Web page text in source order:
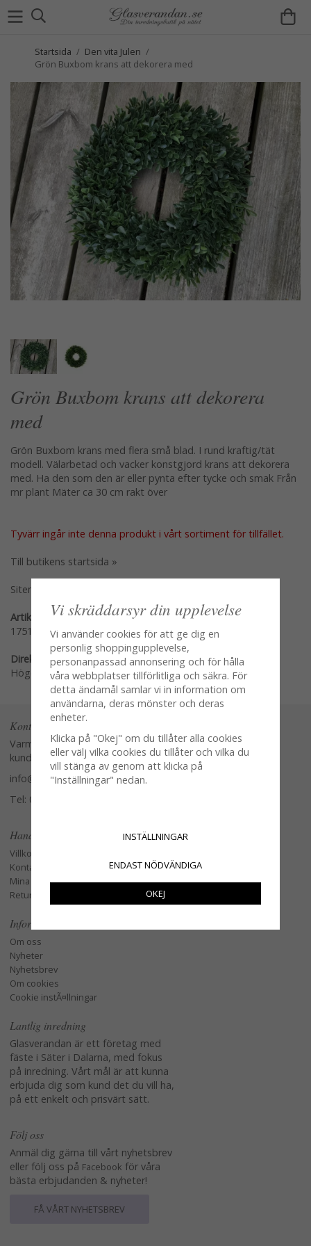
Startsida / Den vita Julen /
Grön Buxbom krans att dekorera med
Grön Buxbom krans att dekorera
med
Grön Buxbom krans med flera små blad. I rund kraftig/tät
modell. Välarbetad och vacker konstgjord krans att dekorera
med. Ha den som den är eller pynta efter tycke och smak Från
mr plant Mäter ca 30 cm rakt över
Tyvärr ingår inte denna produkt i vårt sortiment för tillfället.
Till butikens startsida »
Sitemap »
Artikelnummer:
1751-01
Direktlänk:
Högerklicka och kopiera adressen
Kontakta oss
Varmt välkommen att kontakta vår
kundtjänst.
info@glasverandan.se
Tel: 079-3495968
Handla
Villkor
Kontakta oss
Mina favoriter
Retur och Reklamation
Information
Om oss
Nyheter
Nyhetsbrev
Om cookies
Cookie instÃ¤llningar
Lantlig inredning
Glasverandan är ett företag med
fäste i Säter i Dalarna, med fokus
på inredning. Vårt mål är att kunna
erbjuda dig som kund det du vill ha,
på ett enkelt och prisvärt sätt.
Följ oss
Anmäl dig gärna till vårt nyhetsbrev
eller följ oss på Facebook för våra
bästa erbjudanden & nyheter!
FÅ VÅRT NYHETSBREV
Vi skräddarsyr din upplevelse
Vi använder cookies för att ge dig en
personlig shoppingupplevelse,
personanpassad annonsering och för hålla
våra webbplatser tillförlitliga och säkra. För
detta ändamål samlar vi in information om
användarna, deras mönster och deras
enheter.
Klicka på "Okej" om du tillåter alla cookies
eller välj vilka cookies du tillåter och vilka du
vill stänga av genom att klicka på
"Inställningar" nedan.
INSTÄLLNINGAR
ENDAST NÖDVÄNDIGA
OKEJ